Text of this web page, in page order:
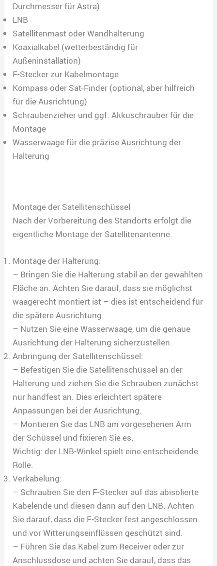
Durchmesser für Astra)
LNB
Satellitenmast oder Wandhalterung
Koaxialkabel (wetterbeständig für
Außeninstallation)
F-Stecker zur Kabelmontage
Kompass oder Sat-Finder (optional, aber hilfreich
für die Ausrichtung)
Schraubenzieher und ggf. Akkuschrauber für die
Montage
Wasserwaage für die präzise Ausrichtung der
Halterung
Montage der Satellitenschüssel
Nach der Vorbereitung des Standorts erfolgt die
eigentliche Montage der Satellitenantenne.
Montage der Halterung:
– Bringen Sie die Halterung stabil an der gewählten
Fläche an. Achten Sie darauf, dass sie möglichst
waagerecht montiert ist – dies ist entscheidend für
die spätere Ausrichtung.
– Nutzen Sie eine Wasserwaage, um die genaue
Ausrichtung der Halterung sicherzustellen.
Anbringung der Satellitenschüssel:
– Befestigen Sie die Satellitenschüssel an der
Halterung und ziehen Sie die Schrauben zunächst
nur handfest an. Dies erleichtert spätere
Anpassungen bei der Ausrichtung.
– Montieren Sie das LNB am vorgesehenen Arm
der Schüssel und fixieren Sie es.
Wichtig: der LNB-Winkel spielt eine entscheidende
Rolle.
Verkabelung:
– Schrauben Sie den F-Stecker auf das abisolierte
Kabelende und diesen dann auf den LNB. Achten
Sie darauf, dass die F-Stecker fest angeschlossen
und vor Witterungseinflüssen geschützt sind.
– Führen Sie das Kabel zum Receiver oder zur
Anschlussdose und achten Sie darauf, dass das